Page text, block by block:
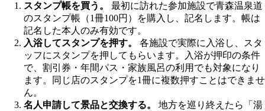
スタンプ帳を買う。
最初に訪れた参加施設で青森温泉道
のスタンプ帳（1冊100円）を購入し、記名します。帳は
記名した本人のみ有効です。
入浴してスタンプを押す。
各施設で実際に入浴し、スタ
ッフにスタンプを押してもらいます。入浴が押印の条件
で、割引券・年間パス・家族風呂の利用でも対象になり
ます。同じ店のスタンプを1冊に複数押すことはできませ
ん。
名人申請して景品と交換する。
地方を巡り終えたら「湯